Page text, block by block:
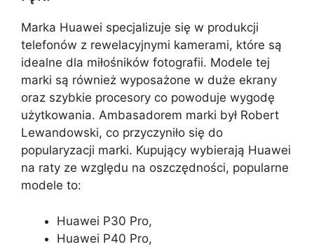
Marka Huawei specjalizuje się w produkcji
telefonów z rewelacyjnymi kamerami, które są
idealne dla miłośników fotografii. Modele tej
marki są również wyposażone w duże ekrany
oraz szybkie procesory co powoduje wygodę
użytkowania. Ambasadorem marki był Robert
Lewandowski, co przyczyniło się do
popularyzacji marki. Kupujący wybierają Huawei
na raty ze względu na oszczędności, popularne
modele to:
Huawei P30 Pro,
Huawei P40 Pro,